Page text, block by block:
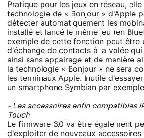
Pratique pour les jeux en réseau, elle
technologie de « Bonjour » d'Apple
détecter automatiquement les
installé et lancé le même jeu (en
exemple de cette fonction peut être
d'échange de contacts à la volée
ainsi sans appairage et de manière
la technologie « Bonjour » ne sera
les terminaux Apple. Inutile
un smartphone Symbian par
- Les accessoires enfin compatibles
Touch
Le firmware 3.0 va être également
d'exploiter de nouveaux accessoires